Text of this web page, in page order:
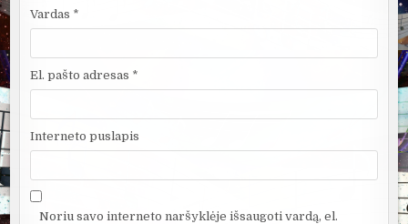
Vardas *
El. pašto adresas *
Interneto puslapis
Noriu savo interneto naršyklėje išsaugoti vardą, el.